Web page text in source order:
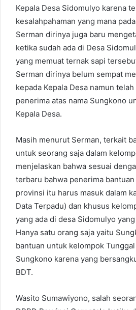
Kepala Desa Sidomulyo karena
kesalahpahaman yang mana
Serman dirinya juga baru
ketika sudah ada di Desa
yang memuat ternak sapi
Serman dirinya belum sempat
kepada Kepala Desa namun
penerima atas nama Sungkono
Kepala Desa.
Masih menurut Serman, terkait
untuk seorang saja dalam
menjelaskan bahwa sesuai
terbaru bahwa penerima
provinsi itu harus masuk dalam
Data Terpadu) dan khusus
yang ada di desa Sidomulyo
Hanya satu orang saja yaitu
bantuan untuk kelompok
Sungkono karena yang
BDT.
Wasito Sumawiyono, salah